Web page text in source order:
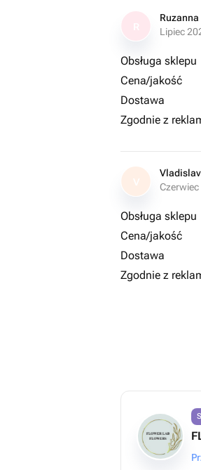
Ruzanna
Lipiec
Obsługa sklepu
Cena/jakość
Dostawa
Zgodnie z
V
Vladislav
Obsługa sklepu
Cena/jakość
Dostawa
Zgodnie z